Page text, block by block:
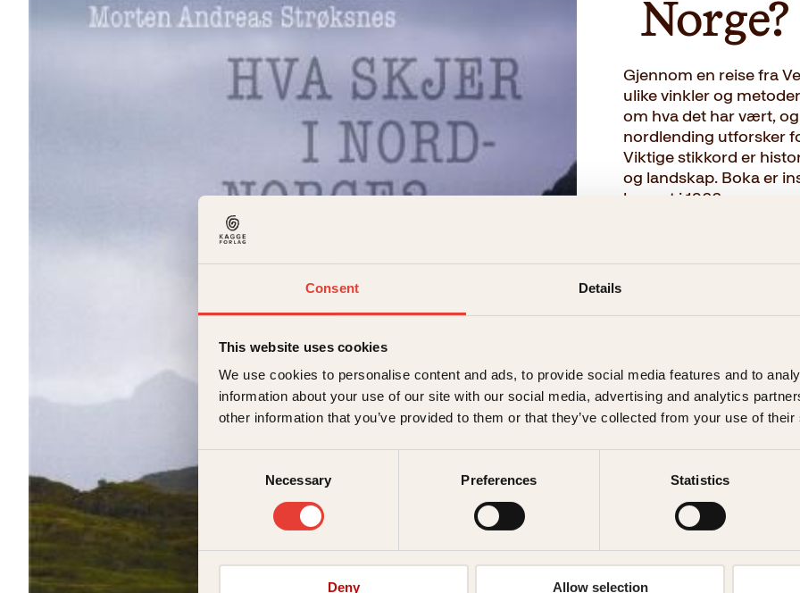
Consent Details
This website uses cookies
We use cookies to personalise content and ads, to provide social media features and to
information about your use of our site with our social media, advertising and analytics
other information that you’ve provided to them or that they’ve collected from your use of
Necessary Preferences Statistics
Deny Allow selection
Norge?
Gjennom en reise fra
ulike vinkler og
om hva det har vært,
nordlending utforsker
Viktige stikkord er
og landskap. Boka er
kom ut i 1966.
Ikke på lager
Ikke
Beskrivelse
Gjennom en reise
belyst fra ulike
Norges utvikling,
Som fraflyttet
Ekstra detaljer
Forlag
Målgruppe